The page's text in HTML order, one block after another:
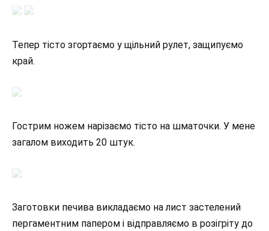
Тепер тісто згортаємо у щільний рулет, защипуємо
край.
Гострим ножем нарізаємо тісто на шматочки. У мене
загалом виходить 20 штук.
Заготовки печива викладаємо на лист застелений
пергаментним папером і відправляємо в розігріту до